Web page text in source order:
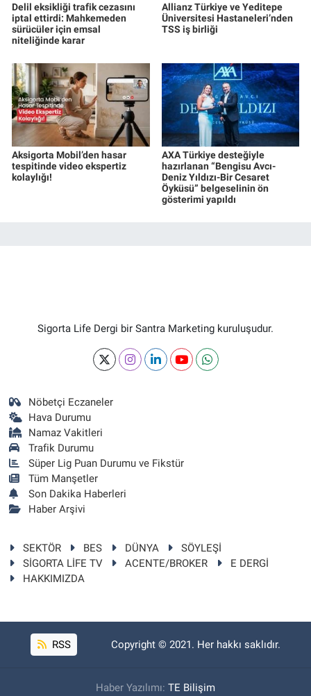
Delil eksikliği trafik cezasını
iptal ettirdi: Mahkemeden
sürücüler için emsal
niteliğinde karar
Allianz Türkiye ve Yeditepe
Üniversitesi Hastaneleri’nden
TSS iş birliği
Aksigorta Mobil’den hasar
tespitinde video ekspertiz
kolaylığı!
AXA Türkiye desteğiyle
hazırlanan “Bengisu Avcı-
Deniz Yıldızı-Bir Cesaret
Öyküsü” belgeselinin ön
gösterimi yapıldı
Sigorta Life Dergi bir Santra Marketing kuruluşudur.
Nöbetçi Eczaneler
Hava Durumu
Namaz Vakitleri
Trafik Durumu
Süper Lig Puan Durumu ve Fikstür
Tüm Manşetler
Son Dakika Haberleri
Haber Arşivi
SEKTÖR BES DÜNYA
SÖYLEŞİ
SİGORTA LİFE TV
ACENTE/BROKER
E DERGİ
HAKKIMIZDA
RSS Copyright © 2021. Her hakkı saklıdır.
Haber Yazılımı: TE Bilişim